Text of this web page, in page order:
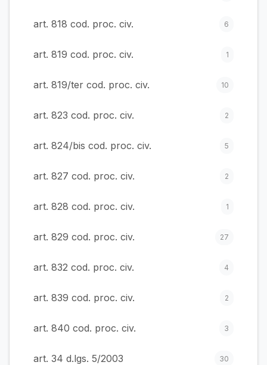
art. 818 cod. proc. civ. 6
art. 819 cod. proc. civ. 1
art. 819/ter cod. proc. civ. 10
art. 823 cod. proc. civ. 2
art. 824/bis cod. proc. civ. 5
art. 827 cod. proc. civ. 2
art. 828 cod. proc. civ. 1
art. 829 cod. proc. civ. 27
art. 832 cod. proc. civ. 4
art. 839 cod. proc. civ. 2
art. 840 cod. proc. civ. 3
art. 34 d.lgs. 5/2003 30